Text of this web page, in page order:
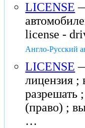
LICENSE
license -
Англо-Русский
LICENSE
лицензия ;
разрешать
(право) ;
…